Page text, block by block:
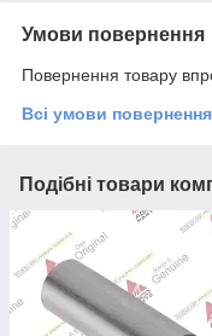
Умови повернення
Повернення товару
Всі умови повернення
Подібні товари